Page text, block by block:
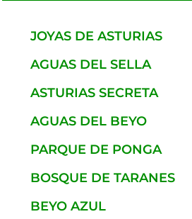
JOYAS DE ASTURIAS
AGUAS DEL SELLA
ASTURIAS SECRETA
AGUAS DEL BEYO
PARQUE DE PONGA
BOSQUE DE TARANES
BEYO AZUL